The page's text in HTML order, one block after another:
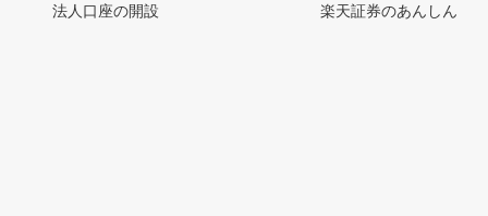
法人口座の開設
楽天証券のあんしん